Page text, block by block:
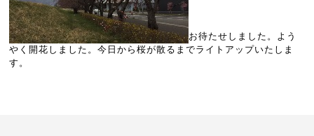
お待たせしました。よう
やく開花しました。今日から桜が散るまでライトアップいたしま
す。